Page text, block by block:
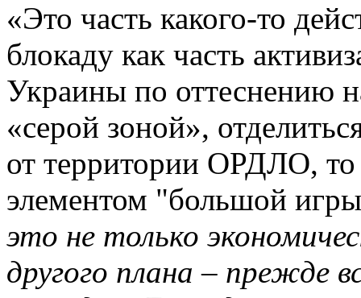
«Это часть какого-то
блокаду как часть
Украины по оттеснению
«серой зоной»,
от территории ОРДЛО, то
элементом "большой
это не только
другого плана – прежде